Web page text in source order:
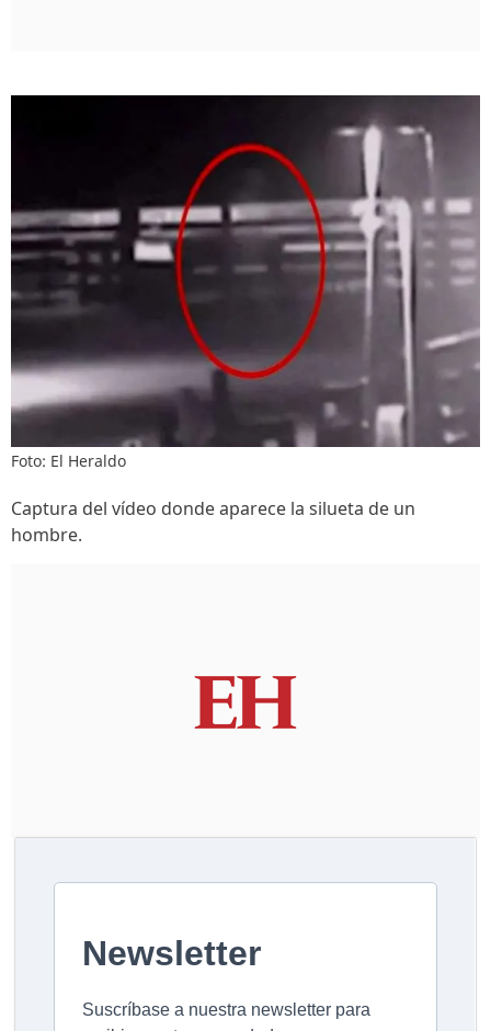
Foto: El Heraldo
Captura del vídeo donde aparece la silueta de un
hombre.